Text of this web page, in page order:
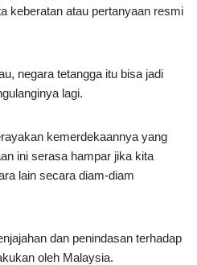
keberatan atau pertanyaan resmi
negara tetangga itu bisa jadi
lagi.
kemerdekaannya yang
ini serasa hampar jika kita
lain secara diam-diam
dan penindasan terhadap
oleh Malaysia.